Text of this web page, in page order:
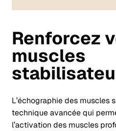
Renforcez
muscles
L’échographie des muscles
technique avancée qui
l’activation des muscles